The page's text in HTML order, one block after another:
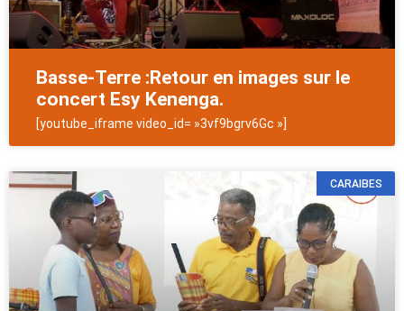
Basse-Terre :Retour en images sur le
concert Esy Kenenga.
[youtube_iframe video_id= »3vf9bgrv6Gc »]
CARAIBES